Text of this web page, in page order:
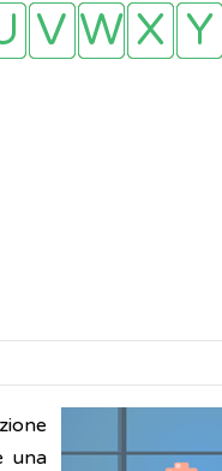
una